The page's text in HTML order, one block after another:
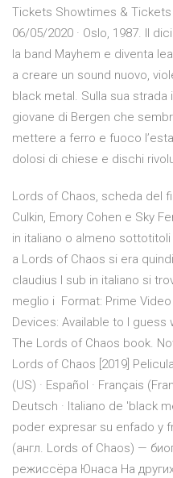
Tickets Showtimes &
06/05/2020 · Oslo, 1987. Il
la band Mayhem e diventa
a creare un sound nuovo,
black metal. Sulla sua strada
giovane di Bergen che
mettere a ferro e fuoco
dolosi di chiese e dischi
Lords of Chaos, scheda del
Culkin, Emory Cohen e Sky
in italiano o almeno
a Lords of Chaos si era
claudius I sub in italiano si
meglio i Format: Prime
Devices: Available to I
The Lords of Chaos book.
Lords of Chaos [2019]
(US) · Español · Français
Deutsch · Italiano de 'black
poder expresar su enfado y
(англ. Lords of Chaos) —
режиссёра Юнаса На